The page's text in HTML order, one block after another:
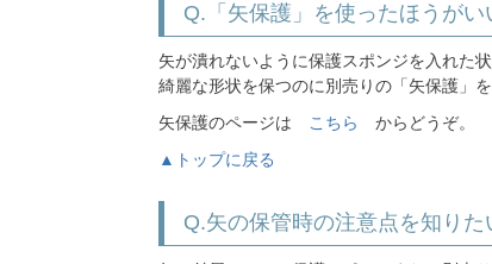
Q.「矢保護」を使ったほうがい
矢が潰れないように保護スポンジを入れた
綺麗な形状を保つのに別売りの「矢保護」
矢保護のページは こちら
からどうぞ。
▲トップに戻る
Q.矢の保管時の注意点を知りた